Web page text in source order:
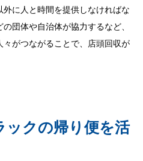
に人と時間を提供しなければな
団体や自治体が協力するなど、
々がつながることで、店頭回収が
ックの帰り便を活